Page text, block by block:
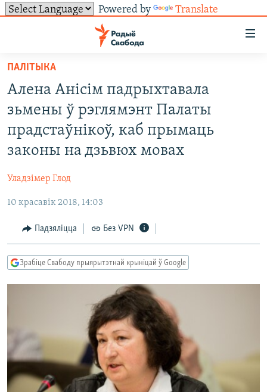
Powered by Translate
ўнівэрсальнага
доступу
Перайсьці
да
галоўнага
зьместу
Перайсьці
да
галоўнай
навігацыі
Перайсьці
пошуку
ЭКАНОМІКА
ВАЙНА
БЕЛАРУСЫ НА ВАЙНЕ
КУЛЬТУРА
ПАДКАСТЫ
КНІГІ
АЎДЫЁКНІГІ
МОВА
ПАДКАСТЫ
FACEBOOK
TWITTER
САЧЫЦЕ ЗА АБНАЎЛЕНЬНЯМІ
Усе сайты РС/РСЭ
ПАЛІТЫКА
Алена Анісім падрыхтавала
зьмены ў рэглямэнт Палаты
прадстаўнікоў, каб прымаць
законы на дзьвюх мовах
Уладзімер Глод
10 красавік 2018, 14:03
Падзяліцца Без VPN
Зрабіце Свабоду прыярытэтнай крыніцай ў Google